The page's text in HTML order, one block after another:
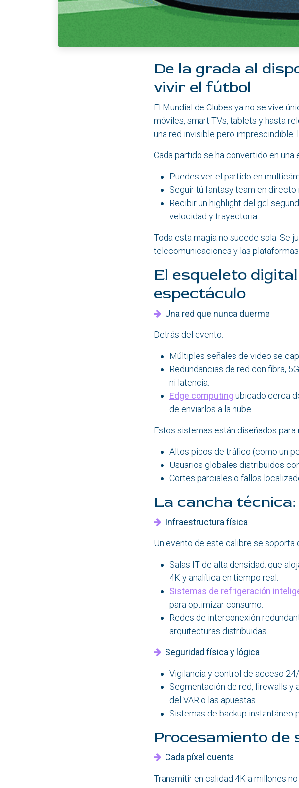
De la grada al
vivir el fútbol
El Mundial de Clubes ya no se vive
móviles, smart TVs, tablets y hasta
una red invisible pero imprescindible:
Cada partido se ha convertido en
Puedes ver el partido en
Seguir tú fantasy team en
Recibir un highlight del gol
velocidad y trayectoria.
Toda esta magia no sucede sola. Se
telecomunicaciones y las
El esqueleto
espectáculo
Una red que nunca duerme
Detrás del evento:
Múltiples señales de video se
Redundancias de red con fibra,
ni latencia.
Edge computing ubicado cerca
de enviarlos a la nube.
Estos sistemas están diseñados para
Altos picos de tráfico (como un
Usuarios globales distribuidos
Cortes parciales o fallos
La cancha
Infraestructura física
Un evento de este calibre se soporta
Salas IT de alta densidad: que
4K y analítica en tiempo real.
Sistemas de refrigeración
para optimizar consumo.
Redes de interconexión
arquitecturas distribuidas.
Seguridad física y lógica
Vigilancia y control de acceso 24/
Segmentación de red, firewalls y
del VAR o las apuestas.
Sistemas de backup instantáneo
Procesamiento de
Cada píxel cuenta
Transmitir en calidad 4K a millones